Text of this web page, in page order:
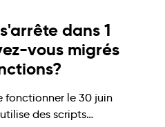
dans 1
vous migrés
fonctionner le 30 juin
des scripts